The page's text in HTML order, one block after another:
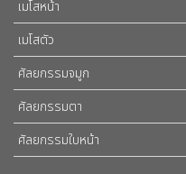
เมโสหน้า
เมโสตัว
ศัลยกรรมจมูก
ศัลยกรรมตา
ศัลยกรรมใบหน้า